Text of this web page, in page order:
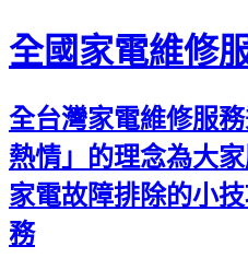
全國家電維修
全台灣家電維修服
熱情」的理念為大
家電故障排除的小
務